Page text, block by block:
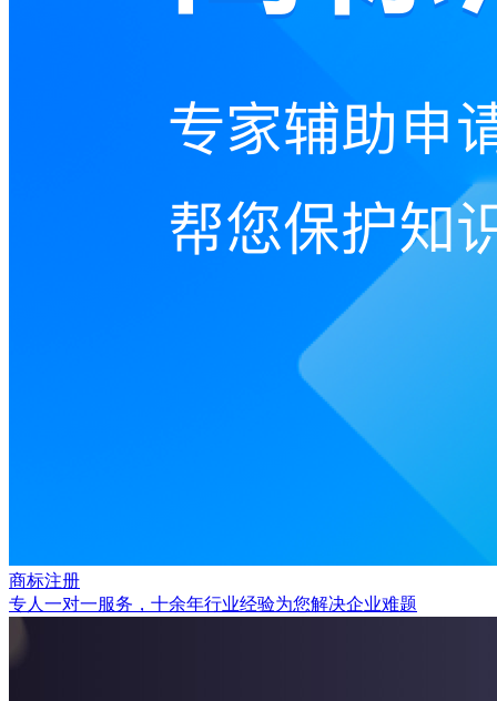
商标注册
专人一对一服务，十余年行业经验为您解决企业难题